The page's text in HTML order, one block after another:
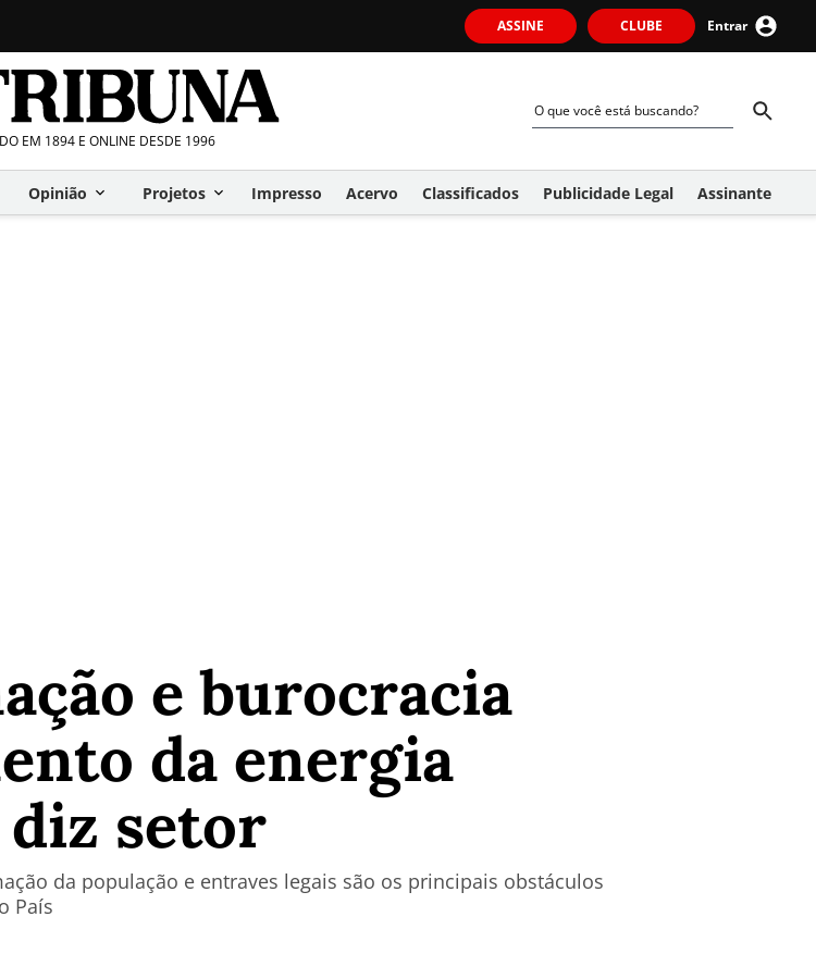
ASSINE CLUBE Entrar
EM 1894 E ONLINE DESDE 1996
Opinião Projetos Impresso Acervo Classificados Publicidade Legal Assinante
e burocracia
da energia
setor
da população e entraves legais são os principais obstáculos
País